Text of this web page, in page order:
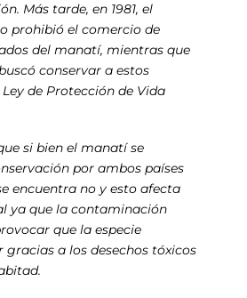
Más tarde, en 1981, el
prohibió el comercio de
del manatí, mientras que
conservar a estos
de Protección de Vida
si bien el manatí se
por ambos países
encuentra no y esto afecta
ya que la contaminación
que la especie
a los desechos tóxicos